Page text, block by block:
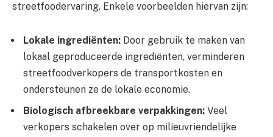
streetfoodervaring. Enkele voorbeelden hiervan zijn:
Lokale ingrediënten: Door gebruik te maken van
lokaal geproduceerde ingrediënten, verminderen
streetfoodverkopers de transportkosten en
ondersteunen ze de lokale economie.
Biologisch afbreekbare verpakkingen: Veel
verkopers schakelen over op milieuvriendelijke